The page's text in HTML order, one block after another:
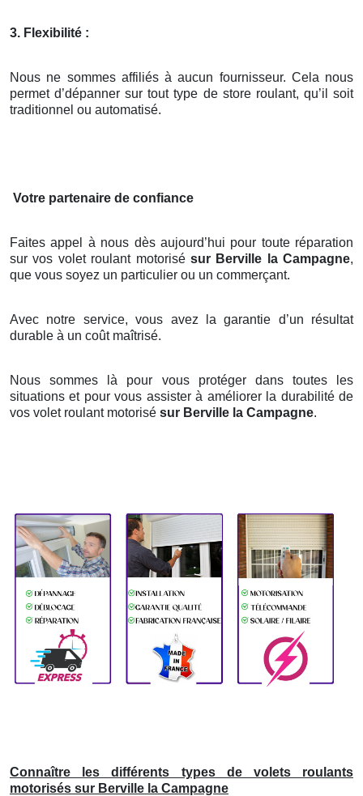
3. Flexibilité :
Nous ne sommes affiliés à aucun fournisseur. Cela nous
permet d’dépanner sur tout type de store roulant, qu’il soit
traditionnel ou automatisé.
Votre partenaire de confiance
Faites appel à nous dès aujourd’hui pour toute réparation
sur vos volet roulant motorisé sur Berville la Campagne,
que vous soyez un particulier ou un commerçant.
Avec notre service, vous avez la garantie d’un résultat
durable à un coût maîtrisé.
Nous sommes là pour vous protéger dans toutes les
situations et pour vous assister à améliorer la durabilité de
vos volet roulant motorisé sur Berville la Campagne.
Connaître les différents types de volets roulants
motorisés sur Berville la Campagne